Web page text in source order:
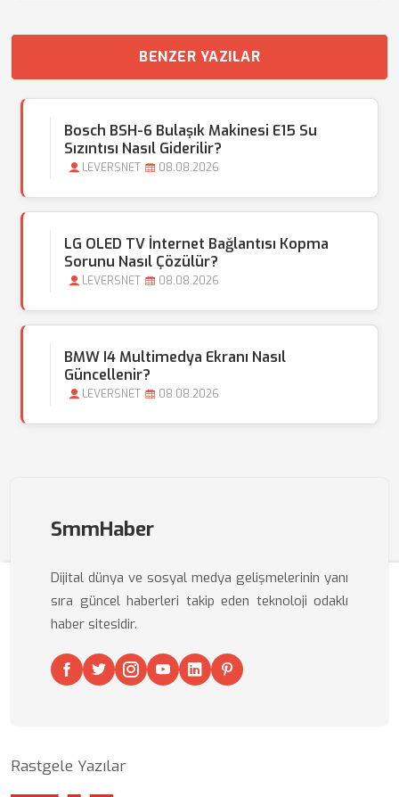
BENZER YAZILAR
Bosch BSH-6 Bulaşık Makinesi E15 Su
Sızıntısı Nasıl Giderilir?
LEVERSNET 08.08.2026
LG OLED TV İnternet Bağlantısı Kopma
Sorunu Nasıl Çözülür?
LEVERSNET 08.08.2026
BMW I4 Multimedya Ekranı Nasıl
Güncellenir?
LEVERSNET 08.08.2026
SmmHaber
Dijital dünya ve sosyal medya gelişmelerinin yanı
sıra güncel haberleri takip eden teknoloji odaklı
haber sitesidir.
Rastgele Yazılar